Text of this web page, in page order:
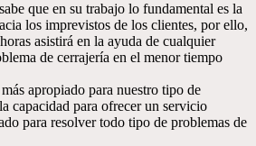
que en su trabajo lo fundamental es la
los imprevistos de los clientes, por ello,
asistirá en la ayuda de cualquier
de cerrajería en el menor tiempo
apropiado para nuestro tipo de
capacidad para ofrecer un servicio
para resolver todo tipo de problemas de